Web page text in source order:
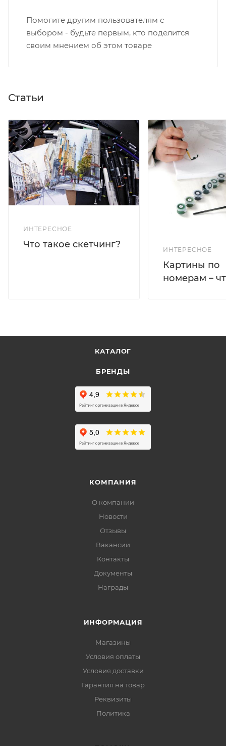
Помогите другим пользователям с
выбором - будьте первым, кто поделится
своим мнением об этом товаре
Статьи
ИНТЕРЕСНОЕ
Что такое скетчинг?
ИНТЕРЕСНОЕ
Картины по
номерам –
КАТАЛОГ
БРЕНДЫ
КОМПАНИЯ
О компании
Новости
Отзывы
Вакансии
Контакты
Документы
Награды
ИНФОРМАЦИЯ
Магазины
Условия оплаты
Условия доставки
Гарантия на товар
Реквизиты
Политика